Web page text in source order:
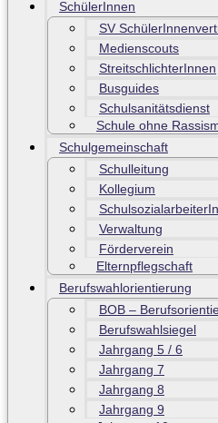
SchülerInnen
SV
Medienscouts
StreitschlichterInnen
Busguides
Schulsanitätsdienst
Schule ohne
Schulgemeinschaft
Schulleitung
Kollegium
SchulsozialarbeiterIn
Verwaltung
Förderverein
Elternpflegschaft
Berufswahlorientierung
BOB –
Berufswahlsiegel
Jahrgang 5 / 6
Jahrgang 7
Jahrgang 8
Jahrgang 9